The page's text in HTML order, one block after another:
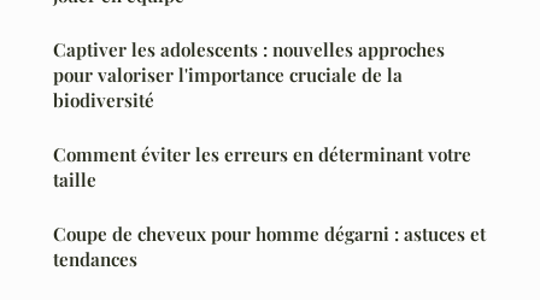
Captiver les adolescents : nouvelles approches
pour valoriser l'importance cruciale de la
biodiversité
Comment éviter les erreurs en déterminant votre
taille
Coupe de cheveux pour homme dégarni : astuces et
tendances